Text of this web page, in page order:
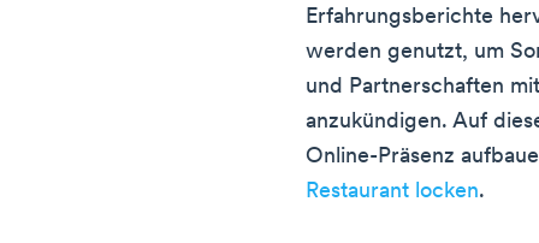
Erfahrungsberichte
werden genutzt, um
und Partnerschaften
anzukündigen. Auf
Online-Präsenz
Restaurant locken.